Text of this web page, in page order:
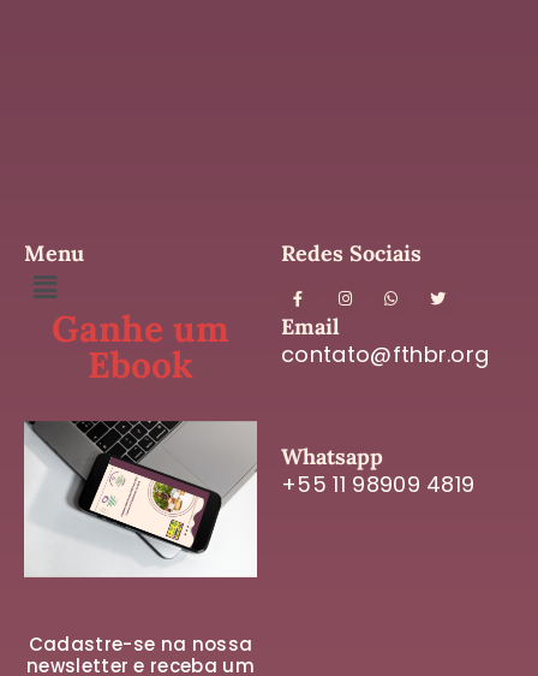
Menu
Ganhe um
Ebook
Cadastre-se na nossa
newsletter e receba um
Redes Sociais
Email
contato@fthbr.org
Whatsapp
+55 11 98909 4819